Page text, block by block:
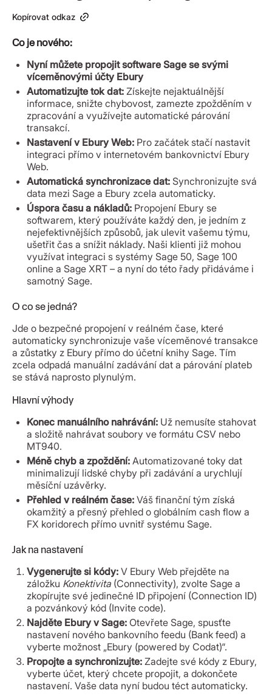
Kopírovat odkaz
Co je nového:
Nyní můžete propojit software Sage se svými
víceměnovými účty Ebury
Automatizujte tok dat: Získejte nejaktuálnější
informace, snižte chybovost, zamezte zpožděním v
zpracování a využívejte automatické párování
transakcí.
Nastavení v Ebury Web: Pro začátek stačí nastavit
integraci přímo v internetovém bankovnictví Ebury
Web.
Automatická synchronizace dat: Synchronizujte svá
data mezi Sage a Ebury zcela automaticky.
Úspora času a nákladů: Propojení Ebury se
softwarem, který používáte každý den, je jedním z
nejefektivnějších způsobů, jak ulevit vašemu týmu,
ušetřit čas a snížit náklady. Naši klienti již mohou
využívat integraci s systémy Sage 50, Sage 100
online a Sage XRT – a nyní do této řady přidáváme i
samotný Sage.
O co se jedná?
Jde o bezpečné propojení v reálném čase, které
automaticky synchronizuje vaše víceměnové transakce
a zůstatky z Ebury přímo do účetní knihy Sage. Tím
zcela odpadá manuální zadávání dat a párování plateb
se stává naprosto plynulým.
Hlavní výhody
Konec manuálního nahrávání: Už nemusíte stahovat
a složitě nahrávat soubory ve formátu CSV nebo
MT940.
Méně chyb a zpoždění: Automatizované toky dat
minimalizují lidské chyby při zadávání a urychlují
měsíční uzávěrky.
Přehled v reálném čase: Váš finanční tým získá
okamžitý a přesný přehled o globálním cash flow a
FX koridorech přímo uvnitř systému Sage.
Jak na nastavení
Vygenerujte si kódy: V Ebury Web přejděte na
záložku Konektivita (Connectivity), zvolte Sage a
zkopírujte své jedinečné ID připojení (Connection ID)
a pozvánkový kód (Invite code).
Najděte Ebury v Sage: Otevřete Sage, spusťte
nastavení nového bankovního feedu (Bank feed) a
vyberte možnost „Ebury (powered by Codat)“.
Propojte a synchronizujte: Zadejte své kódy z Ebury,
vyberte účet, který chcete propojit, a dokončete
nastavení. Vaše data nyní budou téct automaticky.